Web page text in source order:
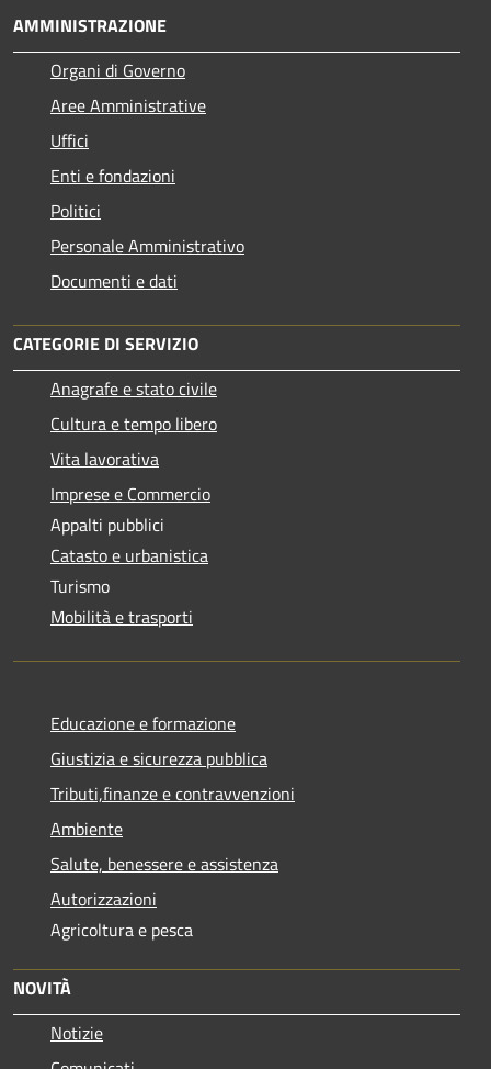
AMMINISTRAZIONE
Organi di Governo
Aree Amministrative
Uffici
Enti e fondazioni
Politici
Personale Amministrativo
Documenti e dati
CATEGORIE DI SERVIZIO
Anagrafe e stato civile
Cultura e tempo libero
Vita lavorativa
Imprese e Commercio
Appalti pubblici
Catasto e urbanistica
Turismo
Mobilità e trasporti
Educazione e formazione
Giustizia e sicurezza pubblica
Tributi,finanze e contravvenzioni
Ambiente
Salute, benessere e assistenza
Autorizzazioni
Agricoltura e pesca
NOVITÀ
Notizie